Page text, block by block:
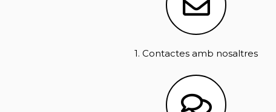
1. Contactes amb nosaltres